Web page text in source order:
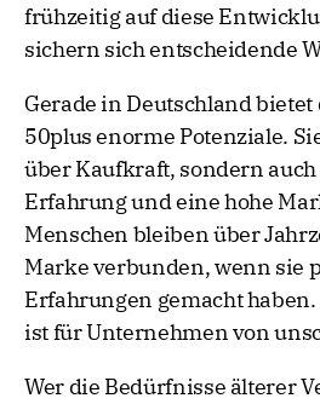
frühzeitig auf diese
sichern sich entscheidende
Gerade in Deutschland
50plus enorme Potenziale.
über Kaufkraft, sondern
Erfahrung und eine hohe
Menschen bleiben über
Marke verbunden, wenn sie
Erfahrungen gemacht
ist für Unternehmen von
Wer die Bedürfnisse älterer